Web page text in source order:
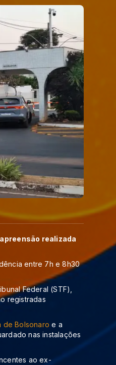
realizada
entre 7h e 8h30
Federal (STF),
registradas
de Bolsonaro e a
nas instalações
ao ex-